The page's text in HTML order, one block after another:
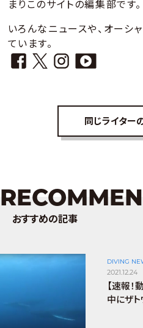
まりこのサイトの編集部です。
いろんなニュースや、オーシ
ています。
同じライター
おすすめの記事
DIVING
2021.12.24
【速報
中にザト